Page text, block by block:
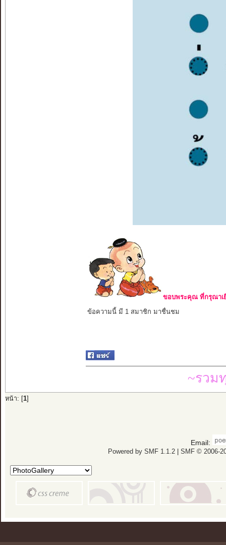
ขอบพระคุณ ที่กรุณาเ
ข้อความนี้ มี 1 สมาชิก มาชื่นชม
~รวม
หน้า: [ 1]
Email:
Powered by SMF 1.1.2| SMF © 2006-